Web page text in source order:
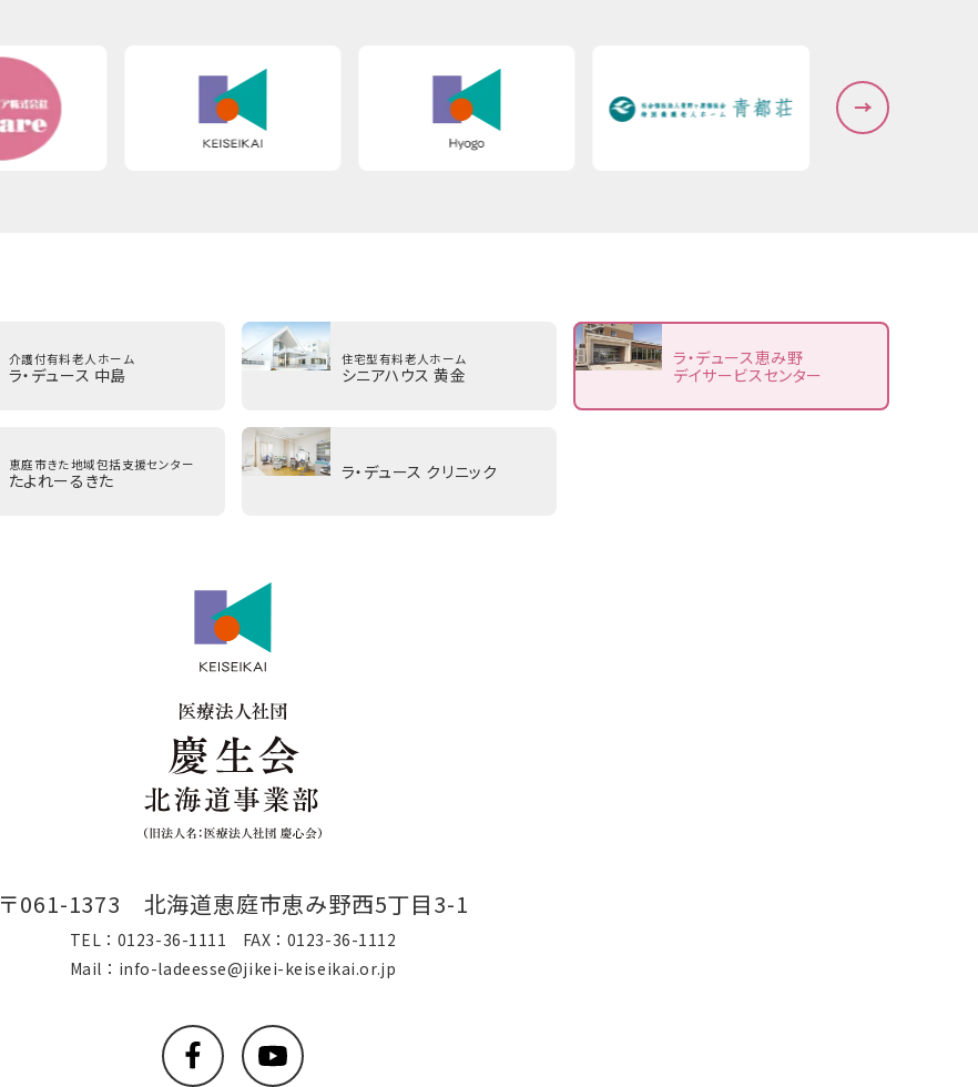
介護付有料老人ホーム
ラ・デュース 中島
住宅型有料老人ホーム
シニアハウス 黄金
ラ・デュース恵み野
デイサービスセンター
恵庭市きた地域包括支援センター
たよれーるきた ラ・デュース クリニック
〒061-1373 北海道恵庭市恵み野西5丁目3-1
TEL：0123-36-1111
FAX：0123-36-1112
Mail：info-ladeesse@jikei-keiseikai.or.jp